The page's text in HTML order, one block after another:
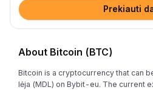
Prekiauti
About Bitcoin (BTC)
Bitcoin is a cryptocurrency that can
lėja (MDL) on Bybit-eu. The current